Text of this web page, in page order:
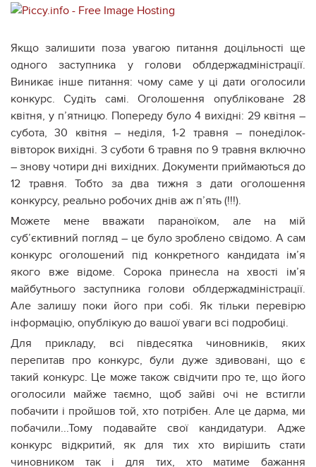
Якщо залишити поза увагою питання доцільності ще
одного заступника у голови облдержадміністрації.
Виникає інше питання: чому саме у ці дати оголосили
конкурс. Судіть самі. Оголошення опубліковане 28
квітня, у п’ятницю. Попереду було 4 вихідні: 29 квітня –
субота, 30 квітня – неділя, 1-2 травня – понеділок-
вівторок вихідні. З суботи 6 травня по 9 травня включно
– знову чотири дні вихідних. Документи приймаються до
12 травня. Тобто за два тижня з дати оголошення
конкурсу, реально робочих днів аж п’ять (!!!).
Можете мене вважати параноїком, але на мій
суб’єктивний погляд – це було зроблено свідомо. А сам
конкурс оголошений під конкретного кандидата ім’я
якого вже відоме. Сорока принесла на хвості ім’я
майбутнього заступника голови облдержадміністрації.
Але залишу поки його при собі. Як тільки перевірю
інформацію, опублікую до вашої уваги всі подробиці.
Для прикладу, всі півдесятка чиновників, яких
перепитав про конкурс, були дуже здивовані, що є
такий конкурс. Це може також свідчити про те, що його
оголосили майже таємно, щоб зайві очі не встигли
побачити і пройшов той, хто потрібен. Але це дарма, ми
побачили...Тому подавайте свої кандидатури. Адже
конкурс відкритий, як для тих хто вирішить стати
чиновником так і для тих, хто матиме бажання